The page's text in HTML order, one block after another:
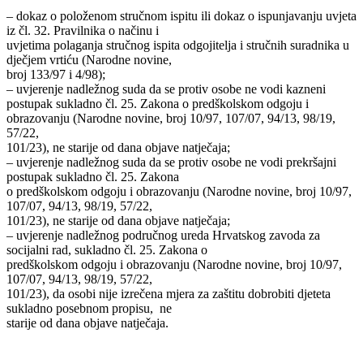
– dokaz o položenom stručnom ispitu ili dokaz o ispunjavanju uvjeta
iz čl. 32. Pravilnika o načinu i
uvjetima polaganja stručnog ispita odgojitelja i stručnih suradnika u
dječjem vrtiću (Narodne novine,
broj 133/97 i 4/98);
– uvjerenje nadležnog suda da se protiv osobe ne vodi kazneni
postupak sukladno čl. 25. Zakona o predškolskom odgoju i
obrazovanju (Narodne novine, broj 10/97, 107/07, 94/13, 98/19,
57/22,
101/23), ne starije od dana objave natječaja;
– uvjerenje nadležnog suda da se protiv osobe ne vodi prekršajni
postupak sukladno čl. 25. Zakona
o predškolskom odgoju i obrazovanju (Narodne novine, broj 10/97,
107/07, 94/13, 98/19, 57/22,
101/23), ne starije od dana objave natječaja;
– uvjerenje nadležnog područnog ureda Hrvatskog zavoda za
socijalni rad, sukladno čl. 25. Zakona o
predškolskom odgoju i obrazovanju (Narodne novine, broj 10/97,
107/07, 94/13, 98/19, 57/22,
101/23), da osobi nije izrečena mjera za zaštitu dobrobiti djeteta
sukladno posebnom propisu, ne
starije od dana objave natječaja.